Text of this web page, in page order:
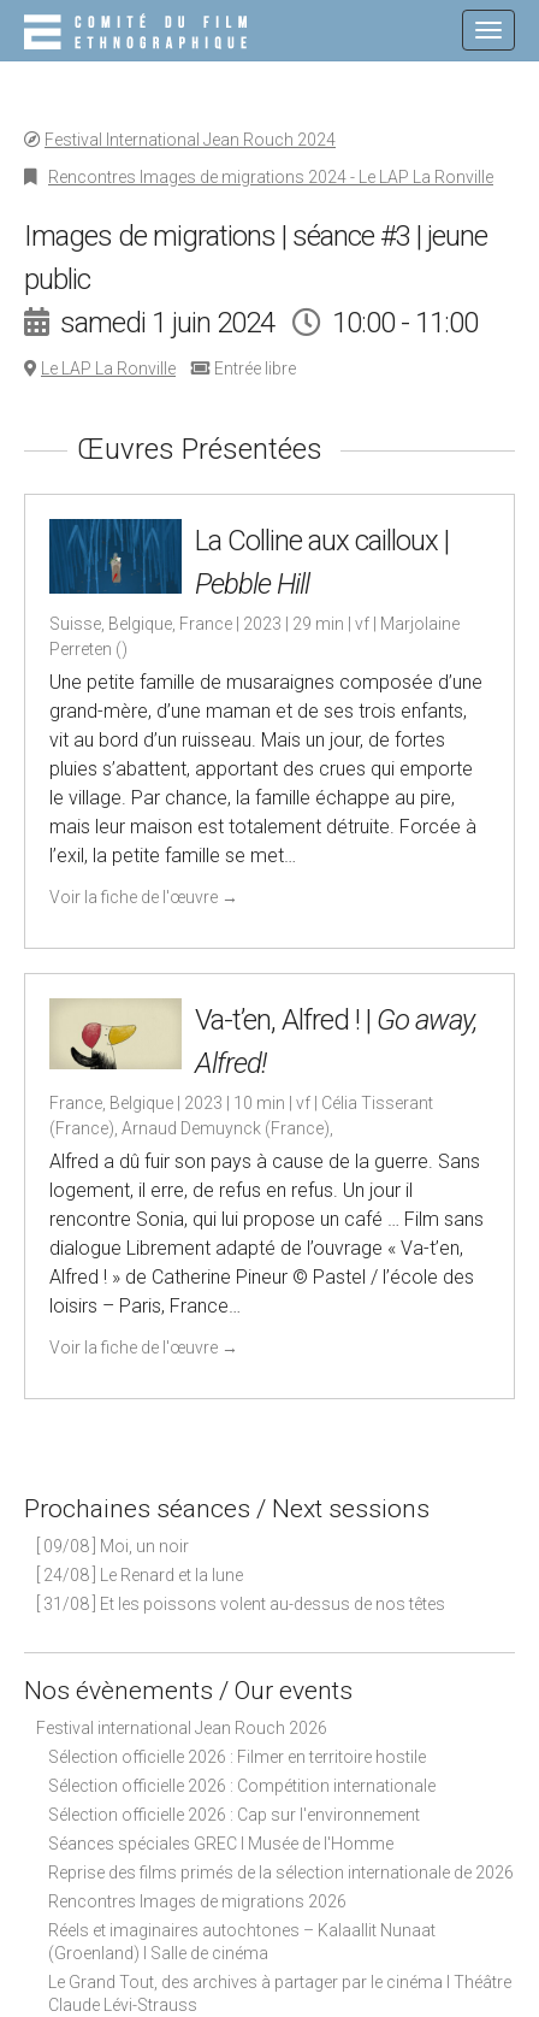
Festival International Jean Rouch 2024
Rencontres Images de migrations 2024 - Le LAP La Ronville
Images de migrations | séance #3 | jeune
public
samedi 1 juin 2024
10:00 - 11:00
Le LAP La Ronville Entrée libre
Œuvres Présentées
La Colline aux cailloux |
Pebble Hill
Suisse, Belgique, France | 2023 | 29 min | vf | Marjolaine
Perreten ()
Une petite famille de musaraignes composée d’une
grand-mère, d’une maman et de ses trois enfants,
vit au bord d’un ruisseau. Mais un jour, de fortes
pluies s’abattent, apportant des crues qui emporte
le village. Par chance, la famille échappe au pire,
mais leur maison est totalement détruite. Forcée à
l’exil, la petite famille se met…
Voir la fiche de l'œuvre →
Va-t’en, Alfred ! | Go away,
Alfred!
France, Belgique | 2023 | 10 min | vf | Célia Tisserant
(France), Arnaud Demuynck (France),
Alfred a dû fuir son pays à cause de la guerre. Sans
logement, il erre, de refus en refus. Un jour il
rencontre Sonia, qui lui propose un café … Film sans
dialogue Librement adapté de l’ouvrage « Va-t’en,
Alfred ! » de Catherine Pineur © Pastel / l’école des
loisirs – Paris, France…
Voir la fiche de l'œuvre →
Prochaines séances / Next sessions
[ 09/08 ] Moi, un noir
[ 24/08 ] Le Renard et la lune
[ 31/08 ] Et les poissons volent au-dessus de nos têtes
Nos évènements / Our events
Festival international Jean Rouch 2026
Sélection officielle 2026 : Filmer en territoire hostile
Sélection officielle 2026 : Compétition internationale
Sélection officielle 2026 : Cap sur l'environnement
Séances spéciales GREC I Musée de l'Homme
Reprise des films primés de la sélection internationale de 2026
Rencontres Images de migrations 2026
Réels et imaginaires autochtones – Kalaallit Nunaat
(Groenland) I Salle de cinéma
Le Grand Tout, des archives à partager par le cinéma I Théâtre
Claude Lévi-Strauss